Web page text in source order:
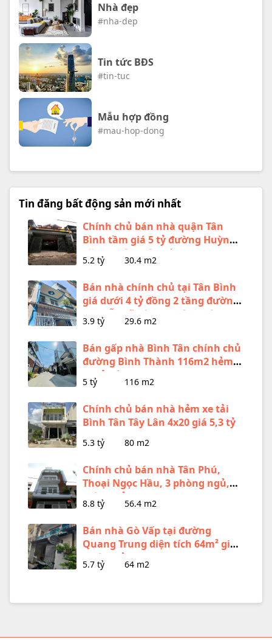
Nhà đẹp
#nha-dep
Tin tức BĐS
#tin-tuc
Mẫu hợp đồng
#mau-hop-dong
Tin đăng bất động sản mới nhất
Chính chủ bán nhà quận Tân
Bình tầm giá 5 tỷ đường Huỳnh
Văn nghệ 1 trệt 1 lầu
5.2 tỷ 30.4 m2
Bán nhà chính chủ tại Tân Bình
giá dưới 4 tỷ đồng 2 tầng đường
Nguyễn Sỹ Sách phường Tân SƠn
mới
3.9 tỷ 29.6 m2
Bán gấp nhà Bình Tân chính chủ
đường Bình Thành 116m2 hẻm
xe tải gần chợ
5 tỷ 116 m2
Chính chủ bán nhà hẻm xe tải
Bình Tân Tây Lân 4x20 giá 5,3 tỷ
5.3 tỷ 80 m2
Chính chủ bán nhà Tân Phú,
Thoại Ngọc Hầu, 3 phòng ngủ,
giá 8,8 tỷ
8.8 tỷ 56.4 m2
Bán nhà Gò Vấp tại đường
Quang Trung diện tích 64m² giá
dưới 6 tỷ
5.7 tỷ 64 m2